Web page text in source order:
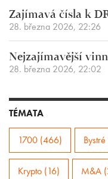
Zajímavá čísla k
28. března 2026, 22:26
Nejzajímavější
28. března 2026, 22:02
TÉMATA
1700 (466)
Krypto (16) M&A